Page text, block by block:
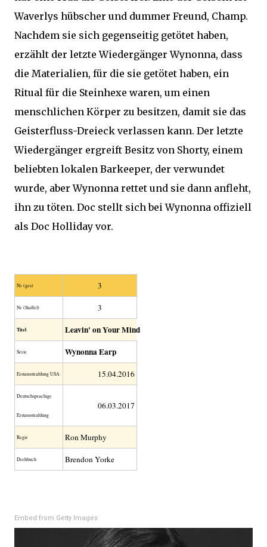
Waverlys hübscher und dummer Freund, Champ.
Nachdem sie sich gegenseitig getötet haben,
erzählt der letzte Wiedergänger Wynonna, dass
die Materialien, für die sie getötet haben, ein
Ritual für die Steinhexe waren, um einen
menschlichen Körper zu besitzen, damit sie das
Geisterfluss-Dreieck verlassen kann. Der letzte
Wiedergänger ergreift Besitz von Shorty, einem
beliebten lokalen Barkeeper, der verwundet
wurde, aber Wynonna rettet und sie dann anfleht,
ihn zu töten. Doc stellt sich bei Wynonna offiziell
als Doc Holliday vor.
Nr (ges) 3
Nr (Staffel) 3
Titel Leavin' on Your Mind
Serie Wynonna Earp
Erstausstrahlung USA 15.04.2016
Deutschsprachige
Erstausstrahlung
06.03.2017
Regie Ron Murphy
Drehbuch Brendon Yorke
Embed from Getty Images